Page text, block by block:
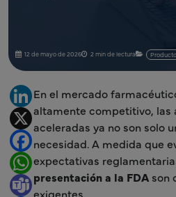
12 de mayo de 2026 2 min de lectura
LinkedIn
X
Facebook
WhatsApp
Teams
En el mercado
altamente competitivo, las
aceleradas ya no son solo
necesidad. A medida que
expectativas
presentación a la FDA son
exigentes.